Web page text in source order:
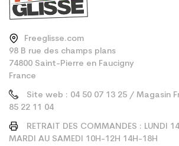
Freeglisse.com
98 B rue des champs plans
74800 Saint-Pierre en Faucigny
France
Site web : 04 50 07 13 25 / Magasin
85 22 11 04
RETRAIT DES COMMANDES : LUNDI
MARDI AU SAMEDI 10H-12H 14H-18H